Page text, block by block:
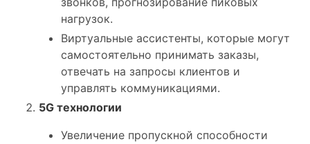
нагрузок.
Виртуальные ассистенты, которые могут
самостоятельно принимать заказы,
отвечать на запросы клиентов и
управлять коммуникациями.
5G технологии
Увеличение пропускной способности